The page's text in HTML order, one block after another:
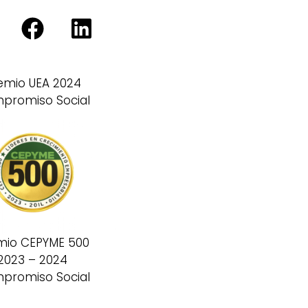
UEA 2024
Social
CEPYME 500
– 2024
Social